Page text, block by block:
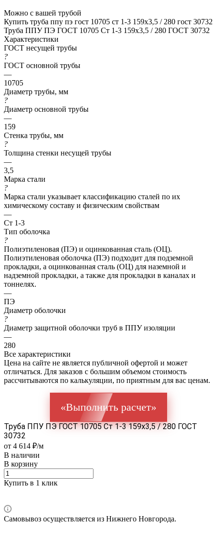
Можно с вашей трубой
Купить труба ппу пэ гост 10705 ст 1-3 159x3,5 / 280 гост 30732
Труба ППУ ПЭ ГОСТ 10705 Ст 1-3 159x3,5 / 280 ГОСТ 30732
Характеристики
ГОСТ несущей трубы
?
ГОСТ основной трубы
—
10705
Диаметр трубы, мм
?
Диаметр основной трубы
—
159
Стенка трубы, мм
?
Толщина стенки несущей трубы
—
3,5
Марка стали
?
Марка стали указывает классификацию сталей по их
химическому составу и физическим свойствам
—
Ст 1-3
Тип оболочка
?
Полиэтиленовая (ПЭ) и оцинкованная сталь (ОЦ).
Полиэтиленовая оболочка (ПЭ) подходит для подземной
прокладки, а оцинкованная сталь (ОЦ) для наземной и
надземной прокладки, а также для прокладки в каналах и
тоннелях.
—
ПЭ
Диаметр оболочки
?
Диаметр защитной оболочки труб в ППУ изоляции
—
280
Все характеристики
Цена на сайте не является публичной офертой и может
отличаться. Для заказов с большим объемом стоимость
рассчитываются по калькуляции, по приятным для вас ценам.
«Выполнить расчет»
Труба ППУ ПЭ ГОСТ 10705 Ст 1-3 159x3,5 / 280 ГОСТ
30732
от 4 614 ₽/м
В наличии
В корзину
Купить в 1 клик
Самовывоз осуществляется из Нижнего Новгорода.